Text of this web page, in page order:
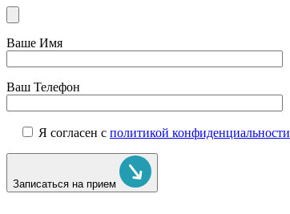
Ваше Имя
Ваш Телефон
Я согласен с политикой конфиденциальности
Записаться на прием